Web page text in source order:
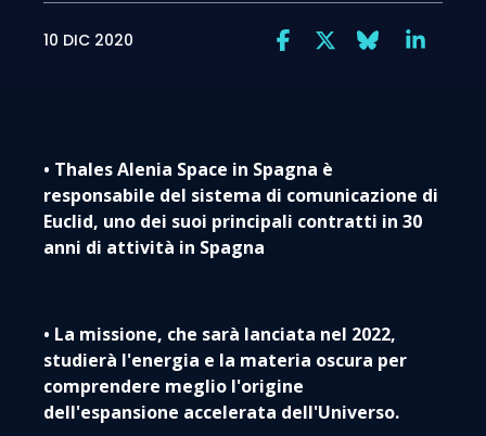
10 DIC 2020
• Thales Alenia Space in Spagna è
responsabile del sistema di comunicazione di
Euclid, uno dei suoi principali contratti in 30
anni di attività in Spagna
• La missione, che sarà lanciata nel 2022,
studierà l'energia e la materia oscura per
comprendere meglio l'origine
dell'espansione accelerata dell'Universo.